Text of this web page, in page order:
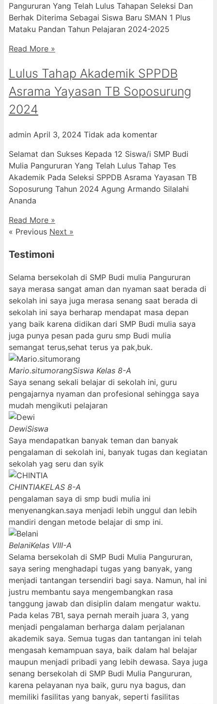
Pangururan Yang Telah Lulus Tahapan Seleksi Dan
Berhak Diterima Sebagai Siswa Baru SMAN 1 Plus
Mataku Pandan Tahun Pelajaran 2024-2025
Read More »
Lulus Tahap Akademik SPPDB
Asrama Yayasan TB Soposurung
2024
admin April 3, 2024 Tidak ada komentar
Selamat dan Sukses Kepada 12 Siswa/i SMP Budi
Mulia Pangururan Yang Telah Lulus Tahap Tes
Akademik Pada Seleksi SPPDB Asrama Yayasan TB
Soposurung Tahun 2024 Agung Armando Silalahi
⁠Ananda
Read More »
« Previous Next »
Testimoni
Selama bersekolah di SMP Budi mulia Pangururan
saya merasa sangat aman dan nyaman saat berada di
sekolah ini saya juga merasa senang saat berada di
sekolah ini saya berharap mendapat masa depan
yang baik karena didikan dari SMP Budi mulia saya
juga punya pesan pada guru smp Budi mulia
semangat terus,sehat terus ya pak,buk.
Mario.situmorangSiswa Kelas 8-A
Saya senang sekali belajar di sekolah ini, guru
pengajarnya nyaman dan profesional sehingga saya
mudah mengikuti pelajaran
DewiSiswa
Saya mendapatkan banyak teman dan banyak
pengalaman di sekolah ini, banyak tugas dan kegiatan
sekolah yag seru dan syik
CHINTIAKELAS 8-A
pengalaman saya di smp budi mulia ini
menyenangkan.saya menjadi lebih unggul dan lebih
mandiri dengan metode belajar di smp ini.
BelaniKelas VIII-A
Selama bersekolah di SMP Budi Mulia Pangururan,
saya sering menghadapi tugas yang banyak, yang
menjadi tantangan tersendiri bagi saya. Namun, hal ini
justru membantu saya mengembangkan rasa
tanggung jawab dan disiplin dalam mengatur waktu.
Pada kelas 7B1, saya pernah meraih juara 3, yang
menjadi pengalaman berharga dalam perjalanan
akademik saya. Semua tugas dan tantangan ini telah
mengasah kemampuan saya, baik dalam hal belajar
maupun menjadi pribadi yang lebih dewasa. Saya juga
senang bersekolah di SMP Budi Mulia Pangururan,
karena pelayanan nya baik, guru nya bagus, dan
memiliki fasilitas yang banyak, seperti fasilitas